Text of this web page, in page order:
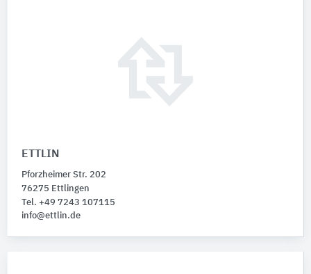
ETTLIN
Pforzheimer Str. 202
76275 Ettlingen
Tel. +49 7243 107115
info@ettlin.de